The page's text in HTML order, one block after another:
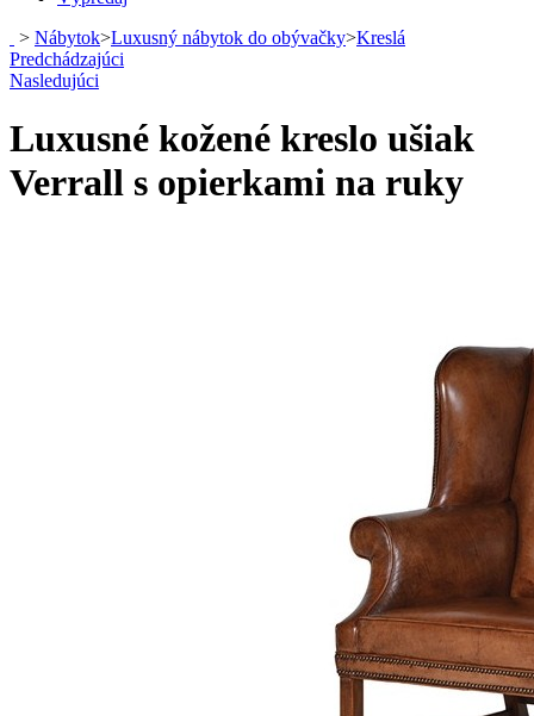
> Nábytok>Luxusný nábytok do obývačky>Kreslá
Predchádzajúci
Nasledujúci
Luxusné kožené kreslo ušiak
Verrall s opierkami na ruky